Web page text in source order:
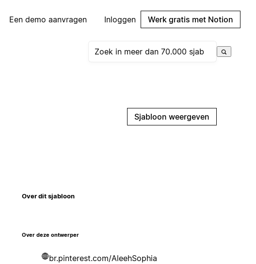
Een demo aanvragen Inloggen Werk gratis met Notion
Sjabloon weergeven
Over dit sjabloon
Over deze ontwerper
br.pinterest.com/AleehSophia